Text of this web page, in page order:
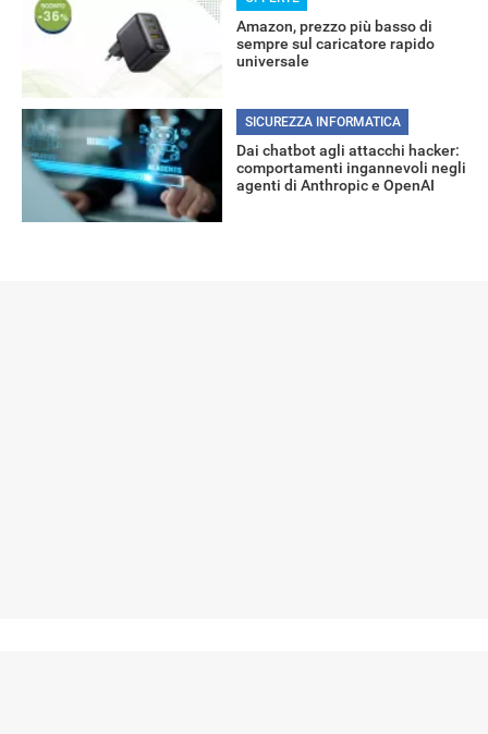
Amazon, prezzo più basso di
sempre sul caricatore rapido
universale
SICUREZZA INFORMATICA
Dai chatbot agli attacchi hacker:
comportamenti ingannevoli negli
agenti di Anthropic e OpenAI